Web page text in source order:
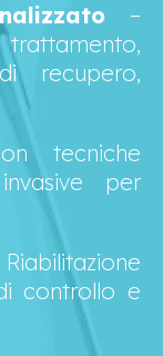
–
recupero,
tecniche
per
controllo e